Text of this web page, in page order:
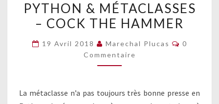
&
MÉTACLASSES
THE
PYTHON & MÉTACLASSES
– COCK THE HAMMER
19 Avril 2018 Marechal Plucas
0
Commentaire
La métaclasse n’a pas toujours très bonne presse en